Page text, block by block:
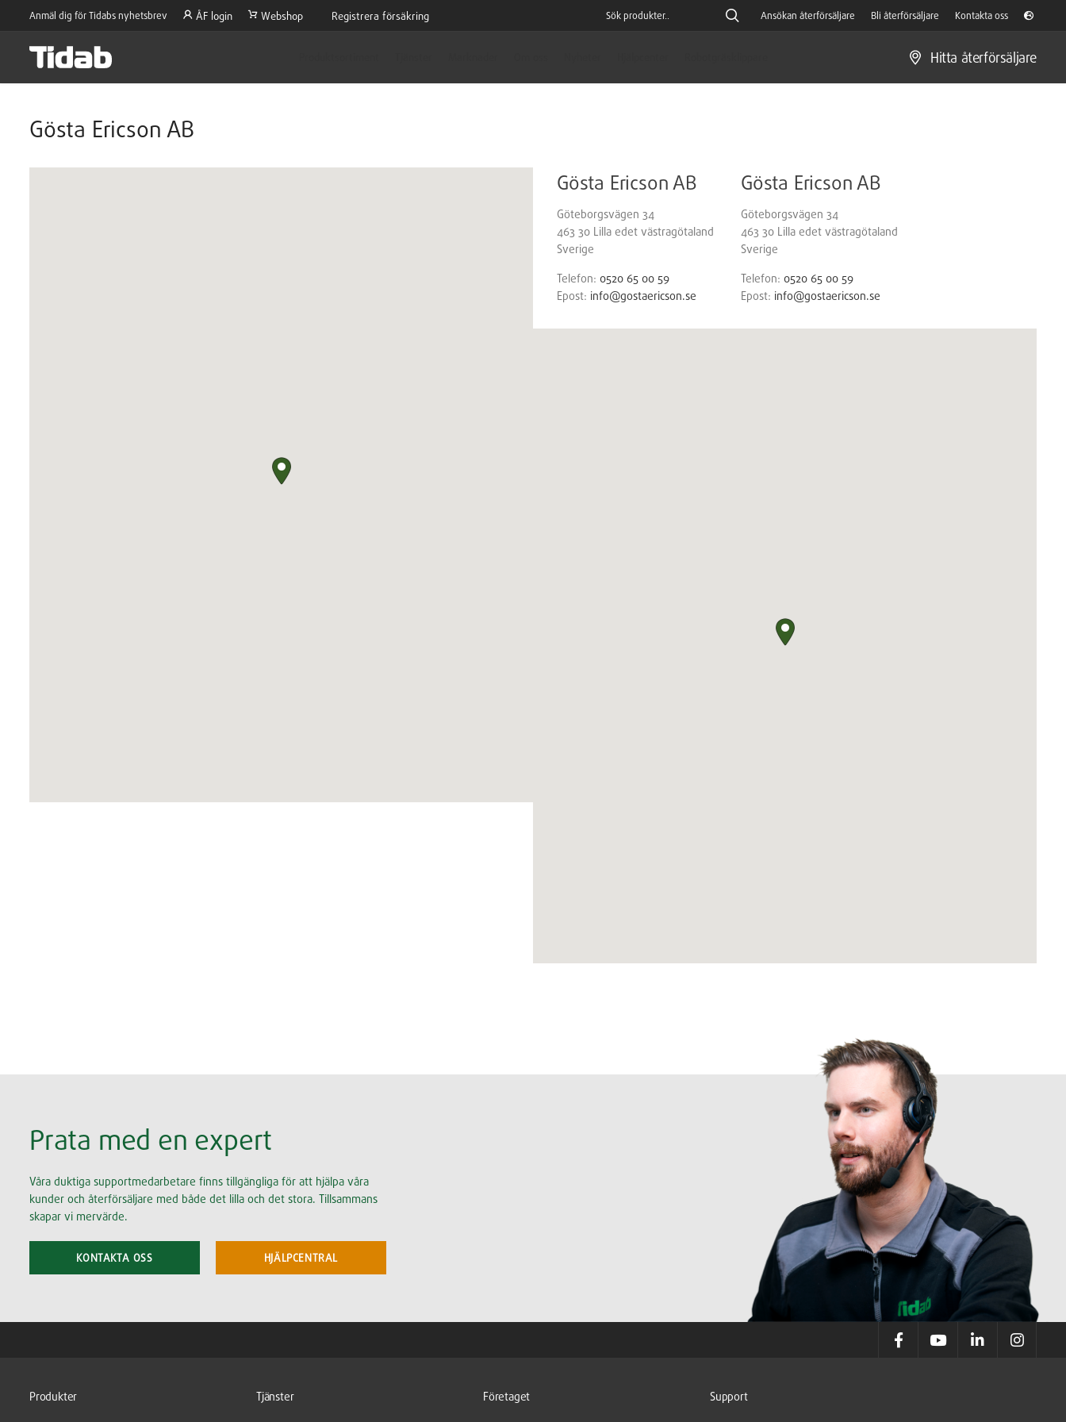
Anmäl dig för Tidabs nyhetsbrev ÅF login Webshop Registrera försäkring Ansökan återförsäljare Bli återförsäljare Kontakta oss
Hitta återförsäljare
Gösta Ericson AB
Gösta Ericson AB
Göteborgsvägen 34
463 30 Lilla edet västragötaland
Sverige
Telefon: 0520 65 00 59
Epost: info@gostaericson.se
Gösta Ericson AB
Göteborgsvägen 34
463 30 Lilla edet västragötaland
Sverige
Telefon: 0520 65 00 59
Epost: info@gostaericson.se
Prata med en expert
Våra duktiga supportmedarbetare finns tillgängliga för att hjälpa våra
kunder och återförsäljare med både det lilla och det stora. Tillsammans
skapar vi mervärde.
KONTAKTA OSS HJÄLPCENTRAL
Produkter Tjänster Företaget Support